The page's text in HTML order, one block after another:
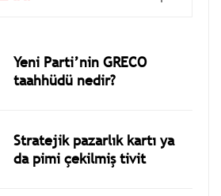
Yeni Parti’nin GRECO
taahhüdü nedir?
Stratejik pazarlık kartı ya
da pimi çekilmiş tivit